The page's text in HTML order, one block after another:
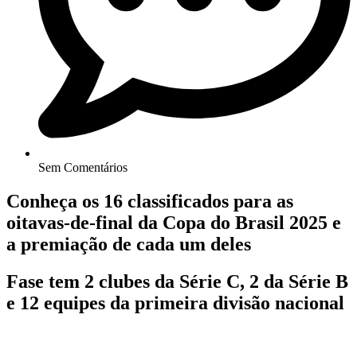
Sem Comentários
Conheça os 16 classificados para as
oitavas-de-final da Copa do Brasil 2025 e
a premiação de cada um deles
Fase tem 2 clubes da Série C, 2 da Série B
e 12 equipes da primeira divisão nacional